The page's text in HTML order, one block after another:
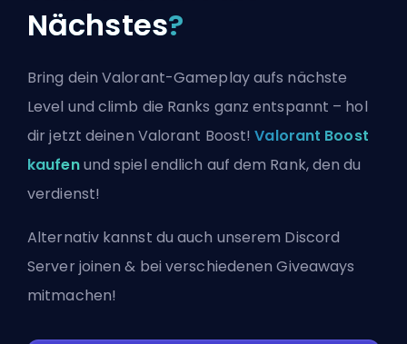
Nächstes?
Bring dein Valorant-Gameplay aufs nächste
Level und climb die Ranks ganz entspannt – hol
dir jetzt deinen Valorant Boost!Valorant Boost
kaufenund spiel endlich auf dem Rank, den du
verdienst!
Alternativ kannst du auch unserem Discord
Server joinen & bei verschiedenen Giveaways
mitmachen!